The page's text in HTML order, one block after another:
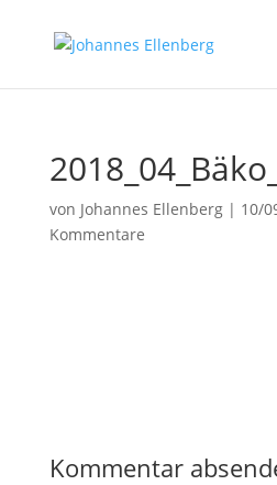
von Johannes Ellenberg| 10/
Kommentare
Kommentar